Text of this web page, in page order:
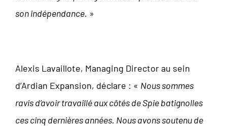
son indépendance. »
Alexis Lavaillote, Managing Director au sein
d’Ardian Expansion, déclare : « Nous sommes
ravis d’avoir travaillé aux côtés de Spie batignolles
ces cinq dernières années. Nous avons soutenu de